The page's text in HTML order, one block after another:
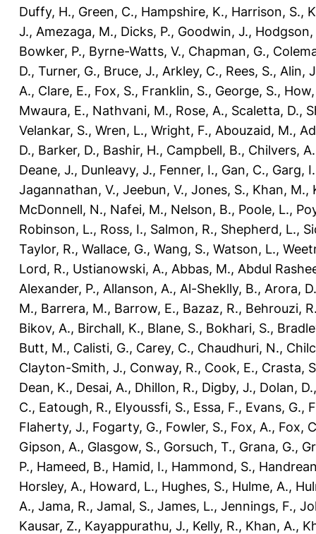
Duffy, H., Green, C., Hampshire, K., Harrison, S.,
J., Amezaga, M., Dicks, P., Goodwin, J., Hodgson,
Bowker, P., Byrne-Watts, V., Chapman, G.,
D., Turner, G., Bruce, J., Arkley, C., Rees, S., Alin,
A., Clare, E., Fox, S., Franklin, S., George, S.,
Mwaura, E., Nathvani, M., Rose, A., Scaletta, D.,
Velankar, S., Wren, L., Wright, F., Abouzaid, M.,
D., Barker, D., Bashir, H., Campbell, B., Chilvers, A.
Deane, J., Dunleavy, J., Fenner, I., Gan, C., Garg, I.
Jagannathan, V., Jeebun, V., Jones, S., Khan, M.,
McDonnell, N., Nafei, M., Nelson, B., Poole, L.,
Robinson, L., Ross, I., Salmon, R., Shepherd, L.,
Taylor, R., Wallace, G., Wang, S., Watson, L.,
Lord, R., Ustianowski, A., Abbas, M., Abdul
Alexander, P., Allanson, A., Al-Sheklly, B., Arora, D.
M., Barrera, M., Barrow, E., Bazaz, R., Behrouzi,
Bikov, A., Birchall, K., Blane, S., Bokhari, S.,
Butt, M., Calisti, G., Carey, C., Chaudhuri, N.,
Clayton-Smith, J., Conway, R., Cook, E., Crasta,
Dean, K., Desai, A., Dhillon, R., Digby, J., Dolan, D.
C., Eatough, R., Elyoussfi, S., Essa, F., Evans, G.,
Flaherty, J., Fogarty, G., Fowler, S., Fox, A., Fox,
Gipson, A., Glasgow, S., Gorsuch, T., Grana, G.,
P., Hameed, B., Hamid, I., Hammond, S.,
Horsley, A., Howard, L., Hughes, S., Hulme, A.,
A., Jama, R., Jamal, S., James, L., Jennings, F.,
Kausar, Z., Kayappurathu, J., Kelly, R., Khan, A.,